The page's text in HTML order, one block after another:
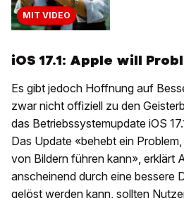
MIT VIDEO
iOS 17.1: Apple will
Es gibt jedoch Hoffnung auf
zwar nicht offiziell zu den
das Betriebssystemupdate iOS
Das Update «behebt ein
von Bildern führen kann», erklärt
anscheinend durch eine bessere
gelöst werden kann, sollten